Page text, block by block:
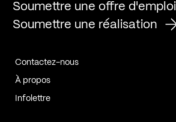
Soumettre une offre d'emploi
Soumettre une réalisation
Contactez-nous
À propos
Infolettre